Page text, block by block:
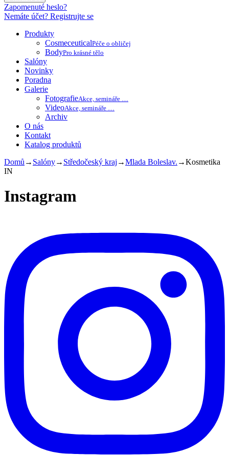
Zapomenuté heslo?
Nemáte účet? Registrujte se
Produkty
CosmeceuticalPéče o obličej
BodyPro krásné tělo
Salóny
Novinky
Poradna
Galerie
FotografieAkce, semináře …
VideoAkce, semináře …
Archiv
O nás
Kontakt
Katalog produktů
Domů → Salóny→ Středočeský kraj →Mlada Boleslav. →Kosmetika
IN
Instagram